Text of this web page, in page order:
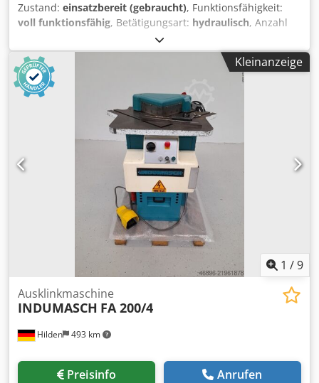
Zustand: einsatzbereit (gebraucht), Funktionsfähigkeit:
voll funktionsfähig, Betätigungsart: hydraulisch, Anzahl
, Wellendurchmesser:
1’000 kg, TECHNISCHE DETAILS Leistung: 3,0 kW
Wellendurchmesser: 105 mm Anzahl der Rollen: 3 Stk.
Anzahl angetriebener Walzen: 3 Stk. MASCHINEN-DETAILS
Ansteuerung: Konventionell Antrieb: Hydraulisch
Vertikal/Horizontal: Horizontal Abmessungen & Gewicht
Abmessungen (L x B x H): 1.400 x 900 x 1.300 mm
Leergewicht: 1.000 kg AUSSTATTUNG Cedpfx Ajzdd N
Njfqsha Zusätzliche Rollen
Kleinanzeige
1 /9
Hilden 493 km
Ausklinkmaschine
INDUMASCH FA 200/4
Preisinfo Anrufen